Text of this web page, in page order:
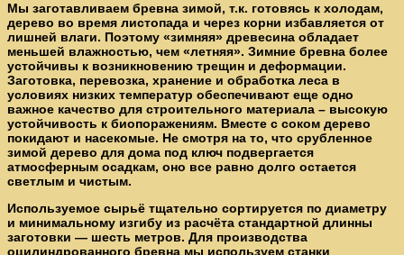
Мы заготавливаем бревна зимой, т.к. готовясь к холодам,
дерево во время листопада и через корни избавляется от
лишней влаги. Поэтому «зимняя» древесина обладает
меньшей влажностью, чем «летняя». Зимние бревна более
устойчивы к возникновению трещин и деформации.
Заготовка, перевозка, хранение и обработка леса в
условиях низких температур обеспечивают еще одно
важное качество для строительного материала – высокую
устойчивость к биопоражениям. Вместе с соком дерево
покидают и насекомые. Не смотря на то, что срубленное
зимой дерево для дома под ключ подвергается
атмосферным осадкам, оно все равно долго остается
светлым и чистым.
Используемое сырьё тщательно сортируется по диаметру
и минимальному изгибу из расчёта стандартной длинны
заготовки — шесть метров. Для производства
оцилиндрованного бревна мы используем станки